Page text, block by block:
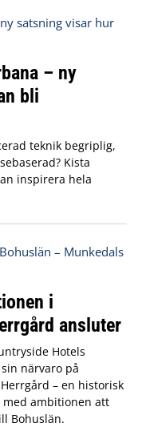
– ny
bli
teknik begriplig,
Kista
inspirera hela
i
ansluter
Hotels
närvaro på
– en historisk
med ambitionen att
Bohuslän.